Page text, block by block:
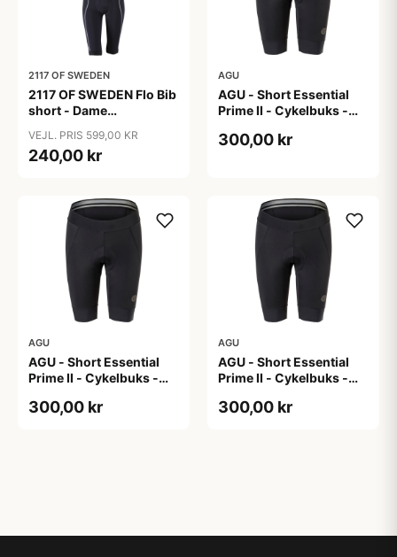
2117 OF SWEDEN
2117 OF SWEDEN Flo Bib
short - Dame
Sort - Str. 40
VEJL. PRIS 599,00 KR
240,00 kr
AGU
AGU - Short Essential
Prime II - Cykelbuks -
300,00 kr
AGU
AGU - Short Essential
Prime II - Cykelbuks -
300,00 kr
AGU
AGU - Short Essential
Prime II - Cykelbuks -
300,00 kr